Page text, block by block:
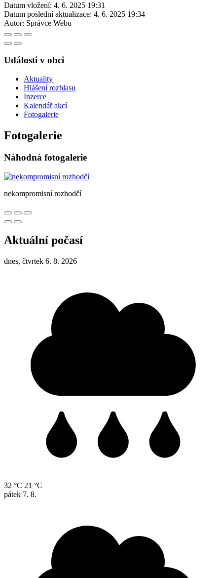
Datum vložení: 4. 6. 2025 19:31
Datum poslední aktualizace: 4. 6. 2025 19:34
Autor: Správce Webu
Události v obci
Aktuality
Hlášení rozhlasu
Inzerce
Kalendář akcí
Fotogalerie
Fotogalerie
Náhodná fotogalerie
nekompromisní rozhodčí
Aktuální počasí
dnes, čtvrtek 6. 8. 2026
32 °C 21 °C
pátek 7. 8.